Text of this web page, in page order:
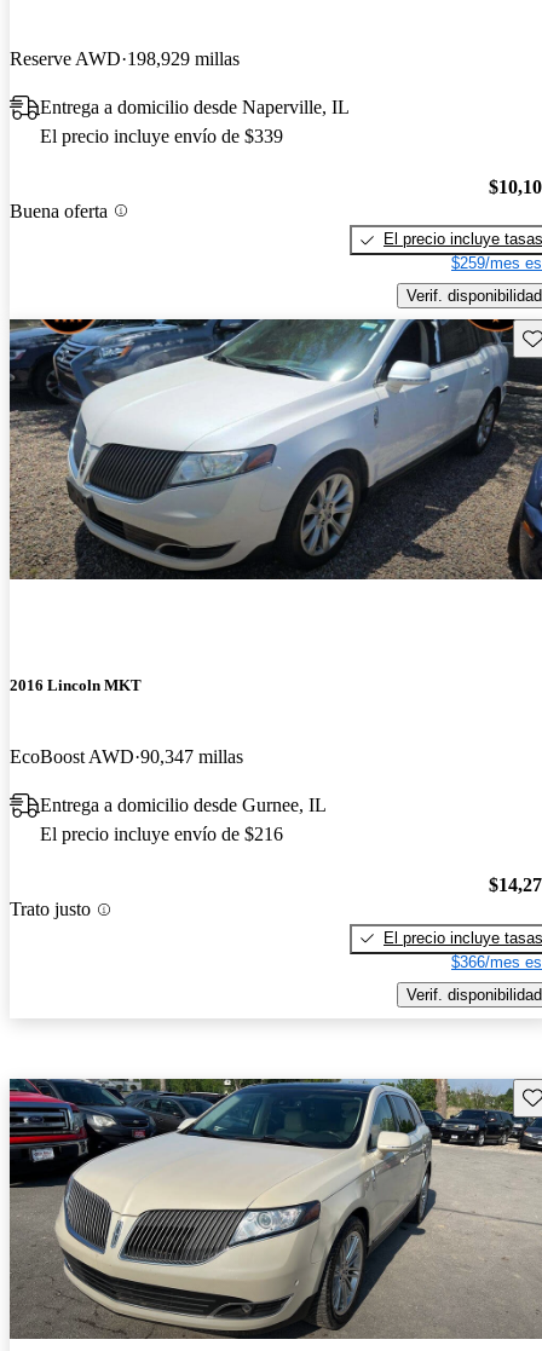
Reserve AWD 198,929 millas
Entrega a domicilio desde Naperville, IL
El precio incluye envío de $339
Buena oferta
El precio incluye tasas
$259/mes
Verif. disponibilidad
2016 Lincoln MKT
EcoBoost AWD 90,347 millas
Entrega a domicilio desde Gurnee, IL
El precio incluye envío de $216
Trato justo
El precio incluye tasas
$366/mes
Verif. disponibilidad